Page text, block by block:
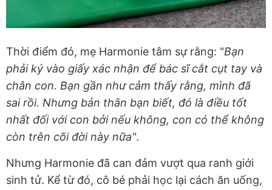
Thời điểm đó, mẹ Harmonie tâm sự rằng: "Bạn
phải ký vào giấy xác nhận để bác sĩ cắt cụt tay và
chân con. Bạn gần như cảm thấy rằng, mình đã
sai rồi. Nhưng bản thân bạn biết, đó là điều tốt
nhất đối với con bởi nếu không, con có thể không
còn trên cõi đời này nữa".
Nhưng Harmonie đã can đảm vượt qua ranh giới
sinh tử. Kể từ đó, cô bé phải học lại cách ăn uống,